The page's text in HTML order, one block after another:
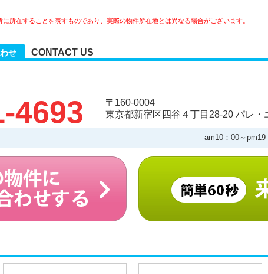
所在することを表すものであり、実際の物件所在地とは異なる場合がございます。
せ CONTACT US
4693
〒160-0004
東京都新宿区四谷４丁目28-20 パレ・
am10：00～